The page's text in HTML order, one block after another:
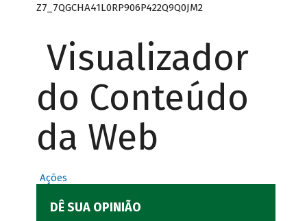
Z7_7QGCHA41L0RP906P422Q9Q0JM2
Visualizador
do Conteúdo
da Web
Ações
DÊ SUA OPINIÃO